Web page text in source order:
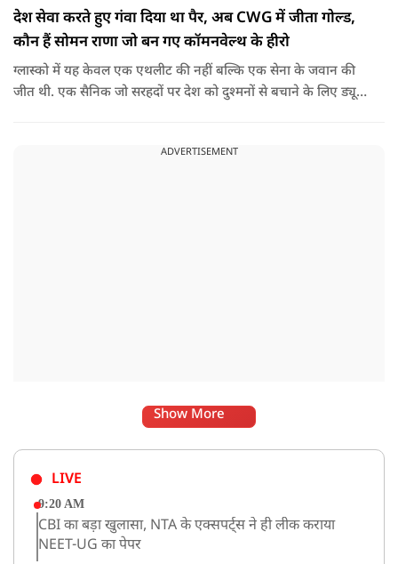
देश सेवा करते हुए गंवा दिया था पैर, अब CWG में जीता गोल्ड,
कौन हैं सोमन राणा जो बन गए कॉमनवेल्थ के हीरो
ग्लास्को में यह केवल एक एथलीट की नहीं बल्कि एक सेना के जवान की
जीत थी. एक सैनिक जो सरहदों पर देश को दुश्मनों से बचाने के लिए ड्यूटी
ADVERTISEMENT
Show More
LIVE
9:20 AM
CBI का बड़ा खुलासा, NTA के एक्सपर्ट्स ने ही लीक कराया
NEET-UG का पेपर